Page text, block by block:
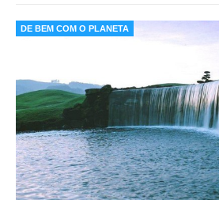
DE BEM COM O PLANETA